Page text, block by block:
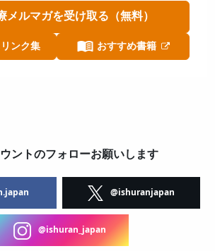
メルマガを受け取る（無料）
ンク集 おすすめ書籍
ントのフォローお願いします
@ishuranjapan
@ishuran_japan